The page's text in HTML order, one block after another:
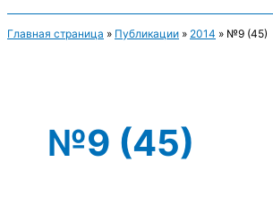
Главная страница » Публикации » 2014 » №9 (45)
№9 (45)